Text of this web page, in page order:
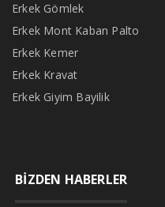
Erkek Gömlek
Erkek Mont Kaban Palto
Erkek Kemer
Erkek Kravat
Erkek Giyim Bayilik
BİZDEN HABERLER